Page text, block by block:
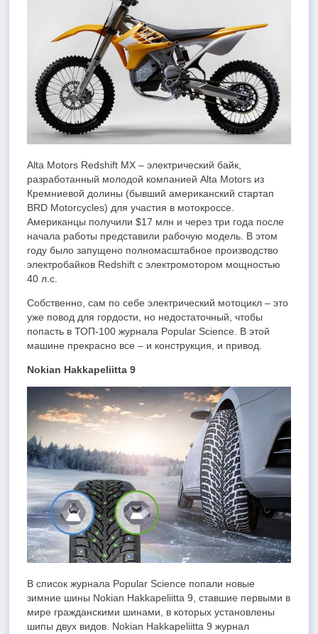
Alta Motors Redshift MX – электрический байк,
разработанный молодой компанией Alta Motors из
Кремниевой долины (бывший американский стартап
BRD Motorcycles) для участия в мотокроссе.
Американцы получили $17 млн и через три года после
начала работы представили рабочую модель. В этом
году было запущено полномасштабное производство
электробайков Redshift с электромотором мощностью
40 л.с.
Собственно, сам по себе электрический мотоцикл – это
уже повод для гордости, но недостаточный, чтобы
попасть в ТОП-100 журнала Popular Science. В этой
машине прекрасно все – и конструкция, и привод.
Nokian Hakkapeliitta 9
В список журнала Popular Science попали новые
зимние шины Nokian Hakkapeliitta 9, ставшие первыми в
мире гражданскими шинами, в которых установлены
шипы двух видов. Nokian Hakkapeliitta 9 журнал